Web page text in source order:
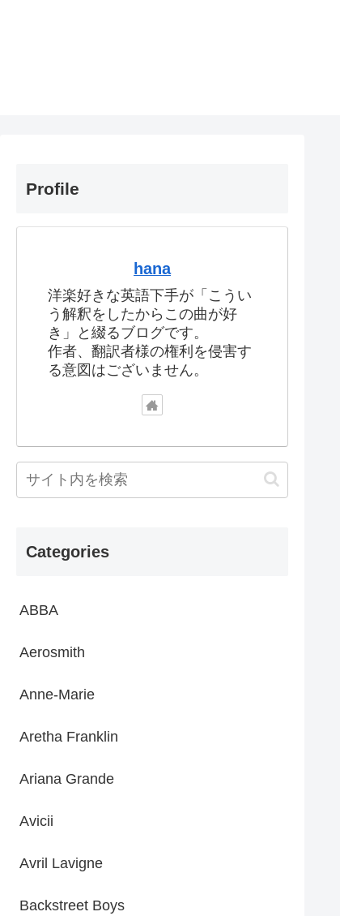
Profile
hana
洋楽好きな英語下手が「こうい
う解釈をしたからこの曲が好
き」と綴るブログです。
作者、翻訳者様の権利を侵害す
る意図はございません。
Categories
ABBA
Aerosmith
Anne-Marie
Aretha Franklin
Ariana Grande
Avicii
Avril Lavigne
Backstreet Boys